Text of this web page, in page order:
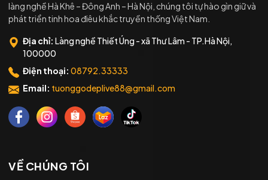
làng nghề Hà Khê – Đông Anh – Hà Nội, chúng tôi tự hào gìn giữ và
phát triển tinh hoa điêu khắc truyền thống Việt Nam.
Địa chỉ: Làng nghề Thiết Úng - xã Thư Lâm - TP.Hà Nội,
100000
Điện thoại: 08792.33333
Email: tuonggodeplive88@gmail.com
VỀ CHÚNG TÔI